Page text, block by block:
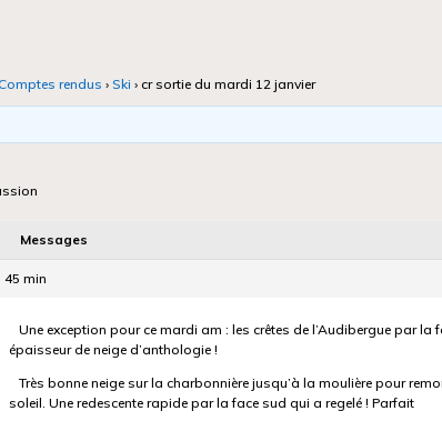
Comptes rendus › Ski › cr sortie du mardi 12 janvier
Messages
45 min
Une exception pour ce mardi am : les crêtes de l’Audibergue par la
épaisseur de neige d’anthologie !
Très bonne neige sur la charbonnière jusqu’à la moulière pour
soleil. Une redescente rapide par la face sud qui a regelé ! Parfait